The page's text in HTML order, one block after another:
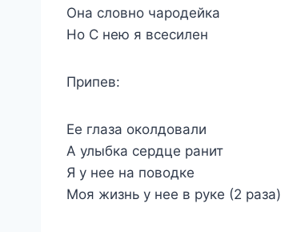
Она словно чародейка
Но С нею я всесилен
Припев:
Ее глаза околдовали
А улыбка сердце ранит
Я у нее на поводке
Моя жизнь у нее в руке (2 раза)